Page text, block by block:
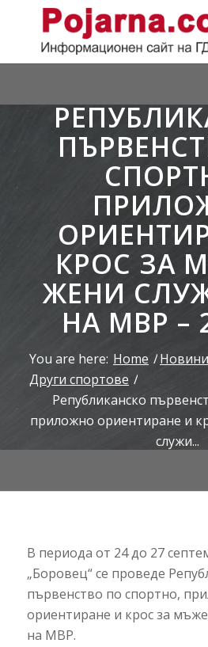
КРОС ЗА
ЖЕНИ
НА МВР –
You are here: Home /Новини
Други спортове /
Републиканско
приложно ориентиране и
служи...
В периода от 24 до 27
„Боровец“ се проведе
първенство по спортно,
ориентиране и крос за
на МВР.